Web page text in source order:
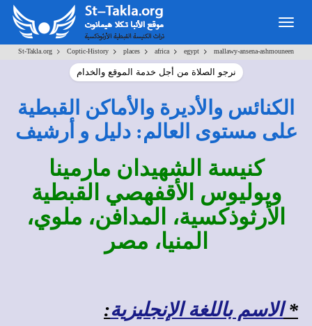
St-Takla.org > Coptic-History > places > africa > egypt > mallawy-ansena-ashmouneen
نرجو الصلاة من أجل خدمة الموقع والخدام
الكنائس والأديرة والأماكن القبطية
على مستوى العالم: دليل و أرشيف
كنيسة الشهيدان مارمينا
ويوليوس الأقفهصي القبطية
الأرثوذكسية، المدافن، ملوي،
المنيا، مصر
*الاسم باللغة الإنجليزية: